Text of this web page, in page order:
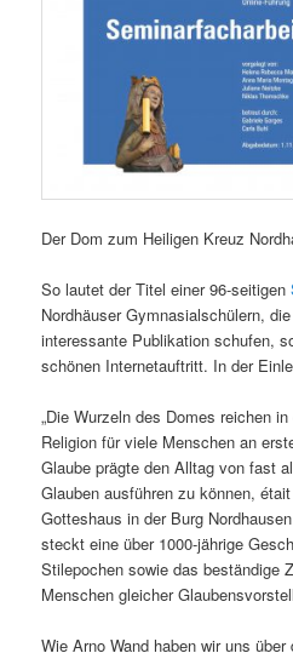
Der Dom zum Heiligen Kreuz
So lautet der Titel einer 96-seitigen
Nordhäuser Gymnasialschülern,
interessante Publikation schufen,
schönen Internetauftritt. In der
„Die Wurzeln des Domes reichen
Religion für viele Menschen an
Glaube prägte den Alltag von fast
Glauben ausführen zu können,
Gotteshaus in der Burg
steckt eine über 1000-jährige
Stilepochen sowie das beständige
Menschen gleicher
Wie Arno Wand haben wir uns